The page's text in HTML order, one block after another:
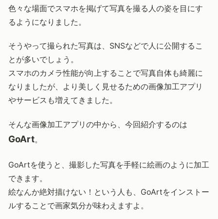
色々な場面でスマホを掲げて写真を撮る人の姿を目にす
るようになりました。
そうやって撮られた写真は、SNSなどで人に公開するこ
とが多いでしょう。
スマホのカメラ性能が向上することで写真自体も綺麗に
なりましたが、より美しく見せるための画像加工アプリ
やサービスも増えてきました。
そんな画像加工アプリの中から、今回紹介するのは
GoArt。
GoArtを使うと、撮影した写真を手軽に絵画のように加工
できます。
絵なんか絶対描けない！という人も、GoArtをインストー
ルすることで画家気分が味わえますよ。